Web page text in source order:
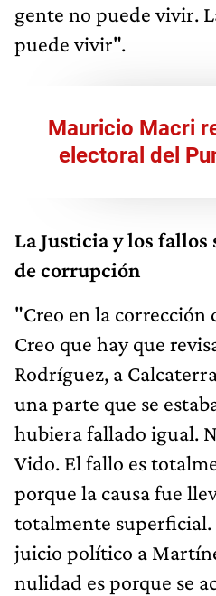
gente no puede vivir.
puede vivir".
Mauricio Macri
electoral del
La Justicia y los fallos
de corrupción
"Creo en la
Creo que hay que
Rodríguez, a
una parte que se
hubiera fallado igual.
Vido. El fallo es
porque la causa fue
totalmente superficial.
juicio político a
nulidad es porque se